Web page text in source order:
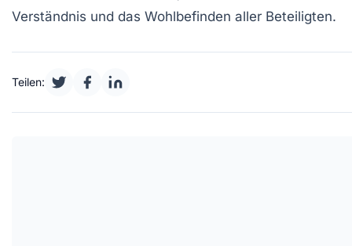
Verständnis und das Wohlbefinden aller Beteiligten.
Teilen: